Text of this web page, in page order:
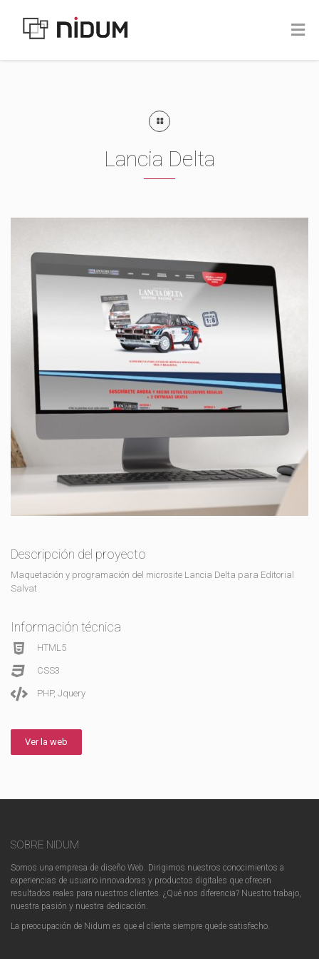
Lancia Delta
Descripción del proyecto
Maquetación y programación del microsite Lancia Delta para Editorial
Salvat
Información técnica
HTML5
CSS3
PHP, Jquery
Ver la web
SOBRE NIDUM
Somos una empresa de diseño Web. Dirigimos nuestros conocimientos a
experiencias de usuario innovadoras y productos digitales que ofrecen
resultados reales para nuestros clientes. ¿Qué nos diferencia? Nuestro trabajo,
nuestra pasión y nuestra dedicación.
La preocupación de Nidum es que el cliente siempre quede satisfecho.